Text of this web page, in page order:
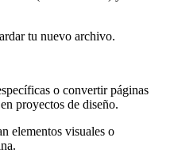
tu nuevo archivo.
o convertir páginas
proyectos de diseño.
elementos visuales o